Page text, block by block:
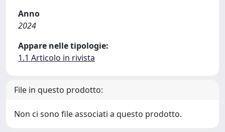
Anno
2024
Appare nelle tipologie:
1.1 Articolo in rivista
File in questo prodotto:
Non ci sono file associati a questo prodotto.